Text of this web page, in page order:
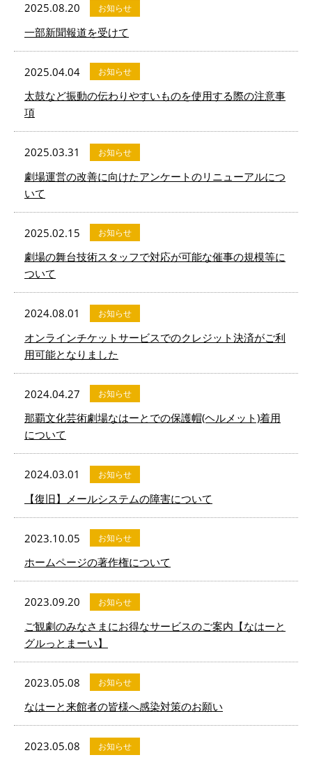
2025.08.20 お知らせ
一部新聞報道を受けて
2025.04.04 お知らせ
太鼓など振動の伝わりやすいものを使用する際の注意事
項
2025.03.31 お知らせ
劇場運営の改善に向けたアンケートのリニューアルにつ
いて
2025.02.15 お知らせ
劇場の舞台技術スタッフで対応が可能な催事の規模等に
ついて
2024.08.01 お知らせ
オンラインチケットサービスでのクレジット決済がご利
用可能となりました
2024.04.27 お知らせ
那覇文化芸術劇場なはーとでの保護帽(ヘルメット)着用
について
2024.03.01 お知らせ
【復旧】メールシステムの障害について
2023.10.05 お知らせ
ホームページの著作権について
2023.09.20 お知らせ
ご観劇のみなさまにお得なサービスのご案内【なはーと
グルっとまーい】
2023.05.08 お知らせ
なはーと来館者の皆様へ感染対策のお願い
2023.05.08 お知らせ